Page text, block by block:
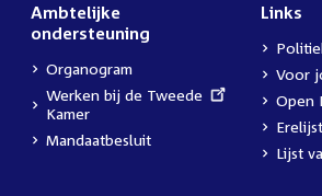
Ambtelijke
ondersteuning
Organogram
External
link:
Werken bij de Tweede
Kamer
Mandaatbesluit
Links
Voor
link:
Open
Lijst